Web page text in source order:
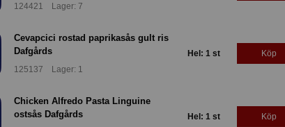
124421 Lager: 7
Cevapcici rostad paprikasås gult ris
Dafgårds
125137 Lager: 1
Hel: 1 st Köp
Chicken Alfredo Pasta Linguine
ostsås Dafgårds
Hel: 1 st Köp